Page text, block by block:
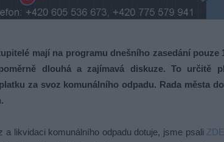
mají na programu dnešního zasedání pouze
dlouhá a zajímavá diskuze. To určitě
za svoz komunálního odpadu. Rada města
a likvidaci komunálního odpadu dotuje, jsme psali ZDE